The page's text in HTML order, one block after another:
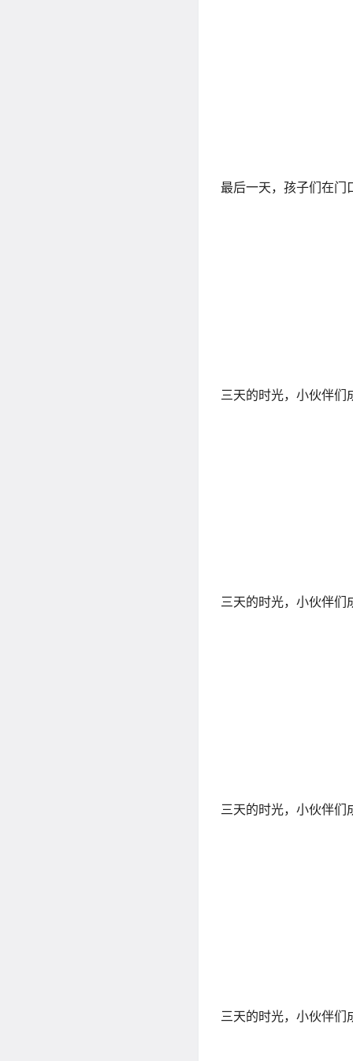
最后一天，孩子们在门
三天的时光，小伙伴们
三天的时光，小伙伴们
三天的时光，小伙伴们
三天的时光，小伙伴们